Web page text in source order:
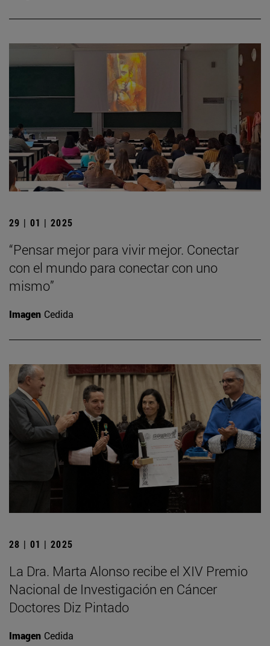
29 | 01 | 2025
“Pensar mejor para vivir mejor. Conectar
con el mundo para conectar con uno
mismo”
Imagen Cedida
28 | 01 | 2025
La Dra. Marta Alonso recibe el XIV Premio
Nacional de Investigación en Cáncer
Doctores Diz Pintado
Imagen Cedida